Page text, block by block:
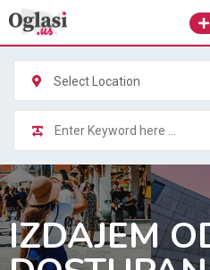
Skip
content
Select Location
IZDAJEM